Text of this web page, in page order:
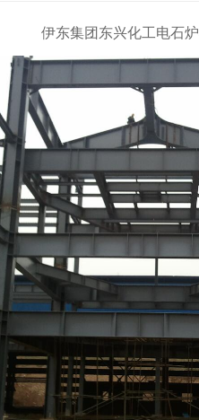
格构柱 钢结
伊东集团东兴化工电石